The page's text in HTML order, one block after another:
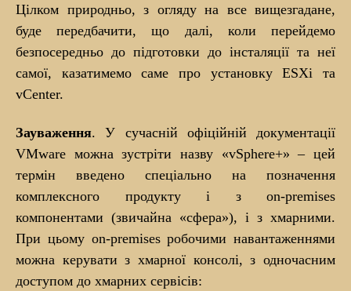
Цілком природньо, з огляду на все вищезгадане,
буде передбачити, що далі, коли перейдемо
безпосередньо до підготовки до інсталяції та неї
самої, казатимемо саме про установку ESXi та
vCenter.
Зауваження. У сучасній офіційній документації
VMware можна зустріти назву «vSphere+» – цей
термін введено спеціально на позначення
комплексного продукту і з on-premises
компонентами (звичайна «сфера»), і з хмарними.
При цьому on-premises робочими навантаженнями
можна керувати з хмарної консолі, з одночасним
доступом до хмарних сервісів: